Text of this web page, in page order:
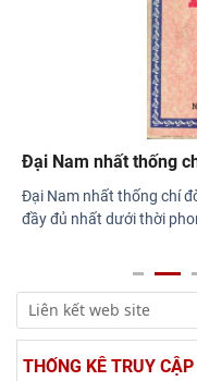
Đại Nam nhất thống
Đại Nam nhất thống chí
đầy đủ nhất dưới thời
THỐNG KÊ TRUY CẬP